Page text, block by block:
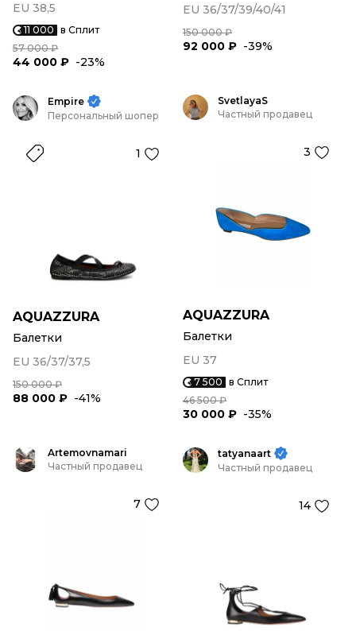
EU 38,5
11 000 в Сплит
57 000 ₽
44 000 ₽ -23%
EU 36/37/39/40/41
150 000 ₽
92 000 ₽ -39%
Empire
Персональный шопер
1
AQUAZZURA
Балетки
EU 36/37/37,5
150 000 ₽
88 000 ₽ -41%
SvetlayaS
Частный продавец
3
AQUAZZURA
Балетки
EU 37
7 500 в Сплит
46 500 ₽
30 000 ₽ -35%
Artemovnamari
Частный продавец
7
tatyanaart
Частный продавец
14